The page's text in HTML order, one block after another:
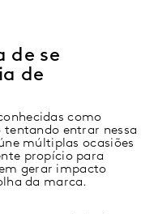
de se
de
como
tentando entrar nessa
múltiplas ocasiões
propício para
gerar impacto
da marca.